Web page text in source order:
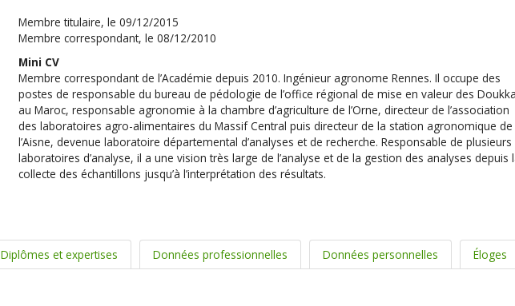
Membre titulaire, le 09/12/2015
Membre correspondant, le 08/12/2010
Mini CV
Membre correspondant de l’Académie depuis 2010. Ingénieur agronome Rennes. Il occupe des
postes de responsable du bureau de pédologie de l’office régional de mise en valeur des
au Maroc, responsable agronomie à la chambre d’agriculture de l’Orne, directeur de l’association
des laboratoires agro-alimentaires du Massif Central puis directeur de la station agronomique de
l’Aisne, devenue laboratoire départemental d’analyses et de recherche. Responsable de plusieurs
laboratoires d’analyse, il a une vision très large de l’analyse et de la gestion des analyses depuis
collecte des échantillons jusqu’à l’interprétation des résultats.
Diplômes et expertises Données professionnelles Données personnelles Éloges